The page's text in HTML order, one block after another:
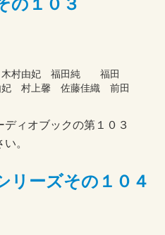
木村由妃 福田純 福田
村上馨 佐藤佳織 前田
ィオブックの第１０３
。
ーズその１０４